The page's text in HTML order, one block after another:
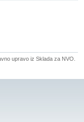
upravo iz Sklada za NVO.